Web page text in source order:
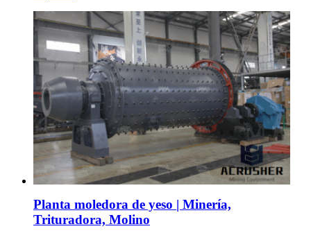
Planta moledora de yeso | Minería,
Trituradora, Molino